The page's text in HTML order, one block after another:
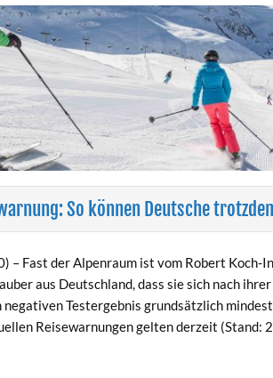
So können Deutsche
– Fast der Alpenraum ist vom Robert
aus Deutschland, dass sie sich nach
negativen Testergebnis grundsätzlich
Reisewarnungen gelten derzeit (Stand: